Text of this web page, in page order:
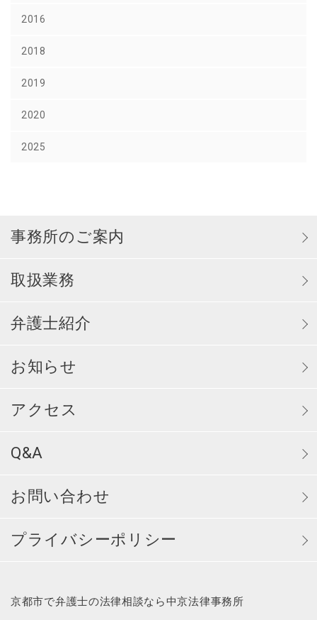
2016
2018
2019
2020
2025
事務所のご案内
取扱業務
弁護士紹介
お知らせ
アクセス
Q&A
お問い合わせ
プライバシーポリシー
京都市で弁護士の法律相談なら中京法律事務所